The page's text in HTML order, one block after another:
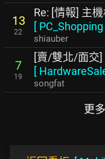
13
22
Re: [情報] 主
[ PC_Shopping
shiauber
7
19
[賣/雙北/面交]
[
songfat
更